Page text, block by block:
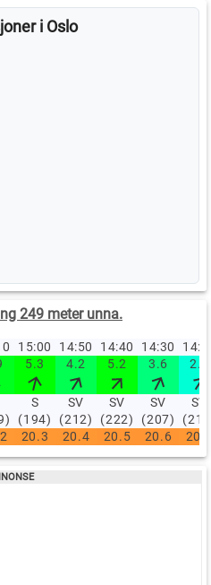
i Oslo
249 meter unna.
15:00 14:50 14:40 14:30
5.3 4.2 5.2 3.6 2.3
S
(194)
SV
(212)
SV
(222)
SV
(207)
SV
20.3 20.4 20.5 20.6